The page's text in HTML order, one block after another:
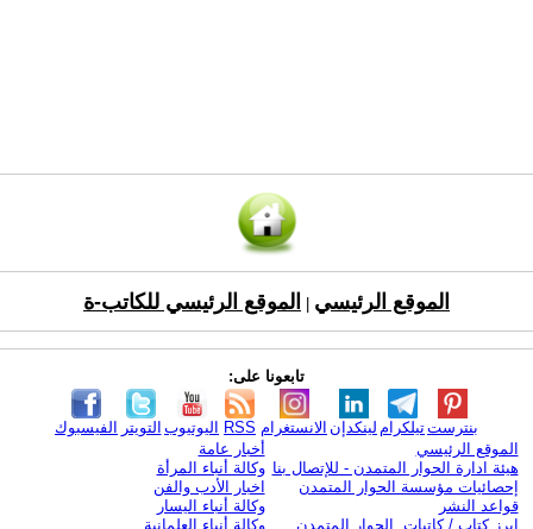
الموقع الرئيسي الموقع الرئيسي للكاتب-ة
تابعونا على:
الفيسبوك التويتر اليوتيوب RSS الانستغرام لينكدإن تيلكرامبنترست
الموقع الرئيسي
هيئة ادارة الحوار المتمدن - للإتصال بنا
إحصائيات مؤسسة الحوار المتمدن
قواعد النشر
ابرز كتاب / كاتبات الحوار المتمدن
أخبار عامة
وكالة أنباء المرأة
اخبار الأدب والفن
وكالة أنباء اليسار
وكالة أنباء العلمانية